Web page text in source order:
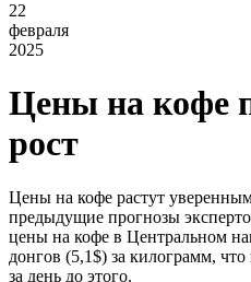
22
февраля
2025
Цены на кофе
рост
Цены на кофе растут
предыдущие прогнозы
цены на кофе в Центральном
донгов (5,1$) за килограмм,
за день до этого.